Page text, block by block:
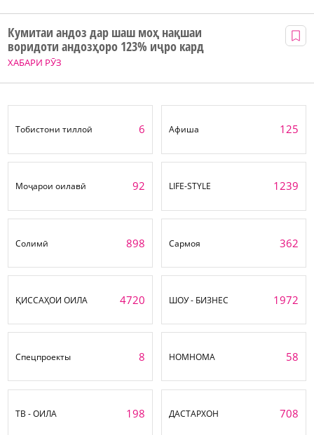
ХАБАРИ РӮЗ
Кумитаи андоз дар шаш моҳ нақшаи
воридоти андозҳоро 123% иҷро кард
Тобистони тиллоӣ 6 Афиша 125
Моҷарои оилавӣ 92 LIFE-STYLE 1239
Солимӣ 898 Сармоя 362
ҚИССАҲОИ ОИЛА 4720 ШОУ - БИЗНЕС 1972
Спецпроекты 8 НОМНОМА 58
ТВ - ОИЛА 198 ДАСТАРХОН 708